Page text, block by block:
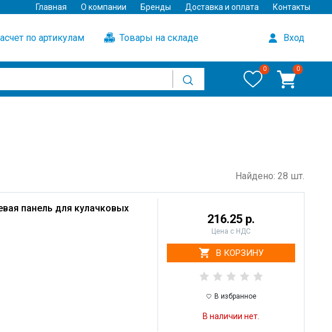
Главная О компании Бренды Доставка и оплата Контакты
по артикулам Товары на складе Вход
0 0
Найдено: 28 шт.
панель для кулачковых
216.25 р.
Цена с НДС
В КОРЗИНУ
В избранное
В наличии нет.